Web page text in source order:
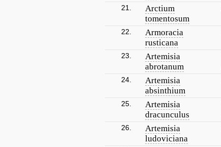
21.
Arctium
tomentosum
22.
Armoracia
rusticana
23.
Artemisia
abrotanum
24.
Artemisia
absinthium
25.
Artemisia
dracunculus
26.
Artemisia
ludoviciana